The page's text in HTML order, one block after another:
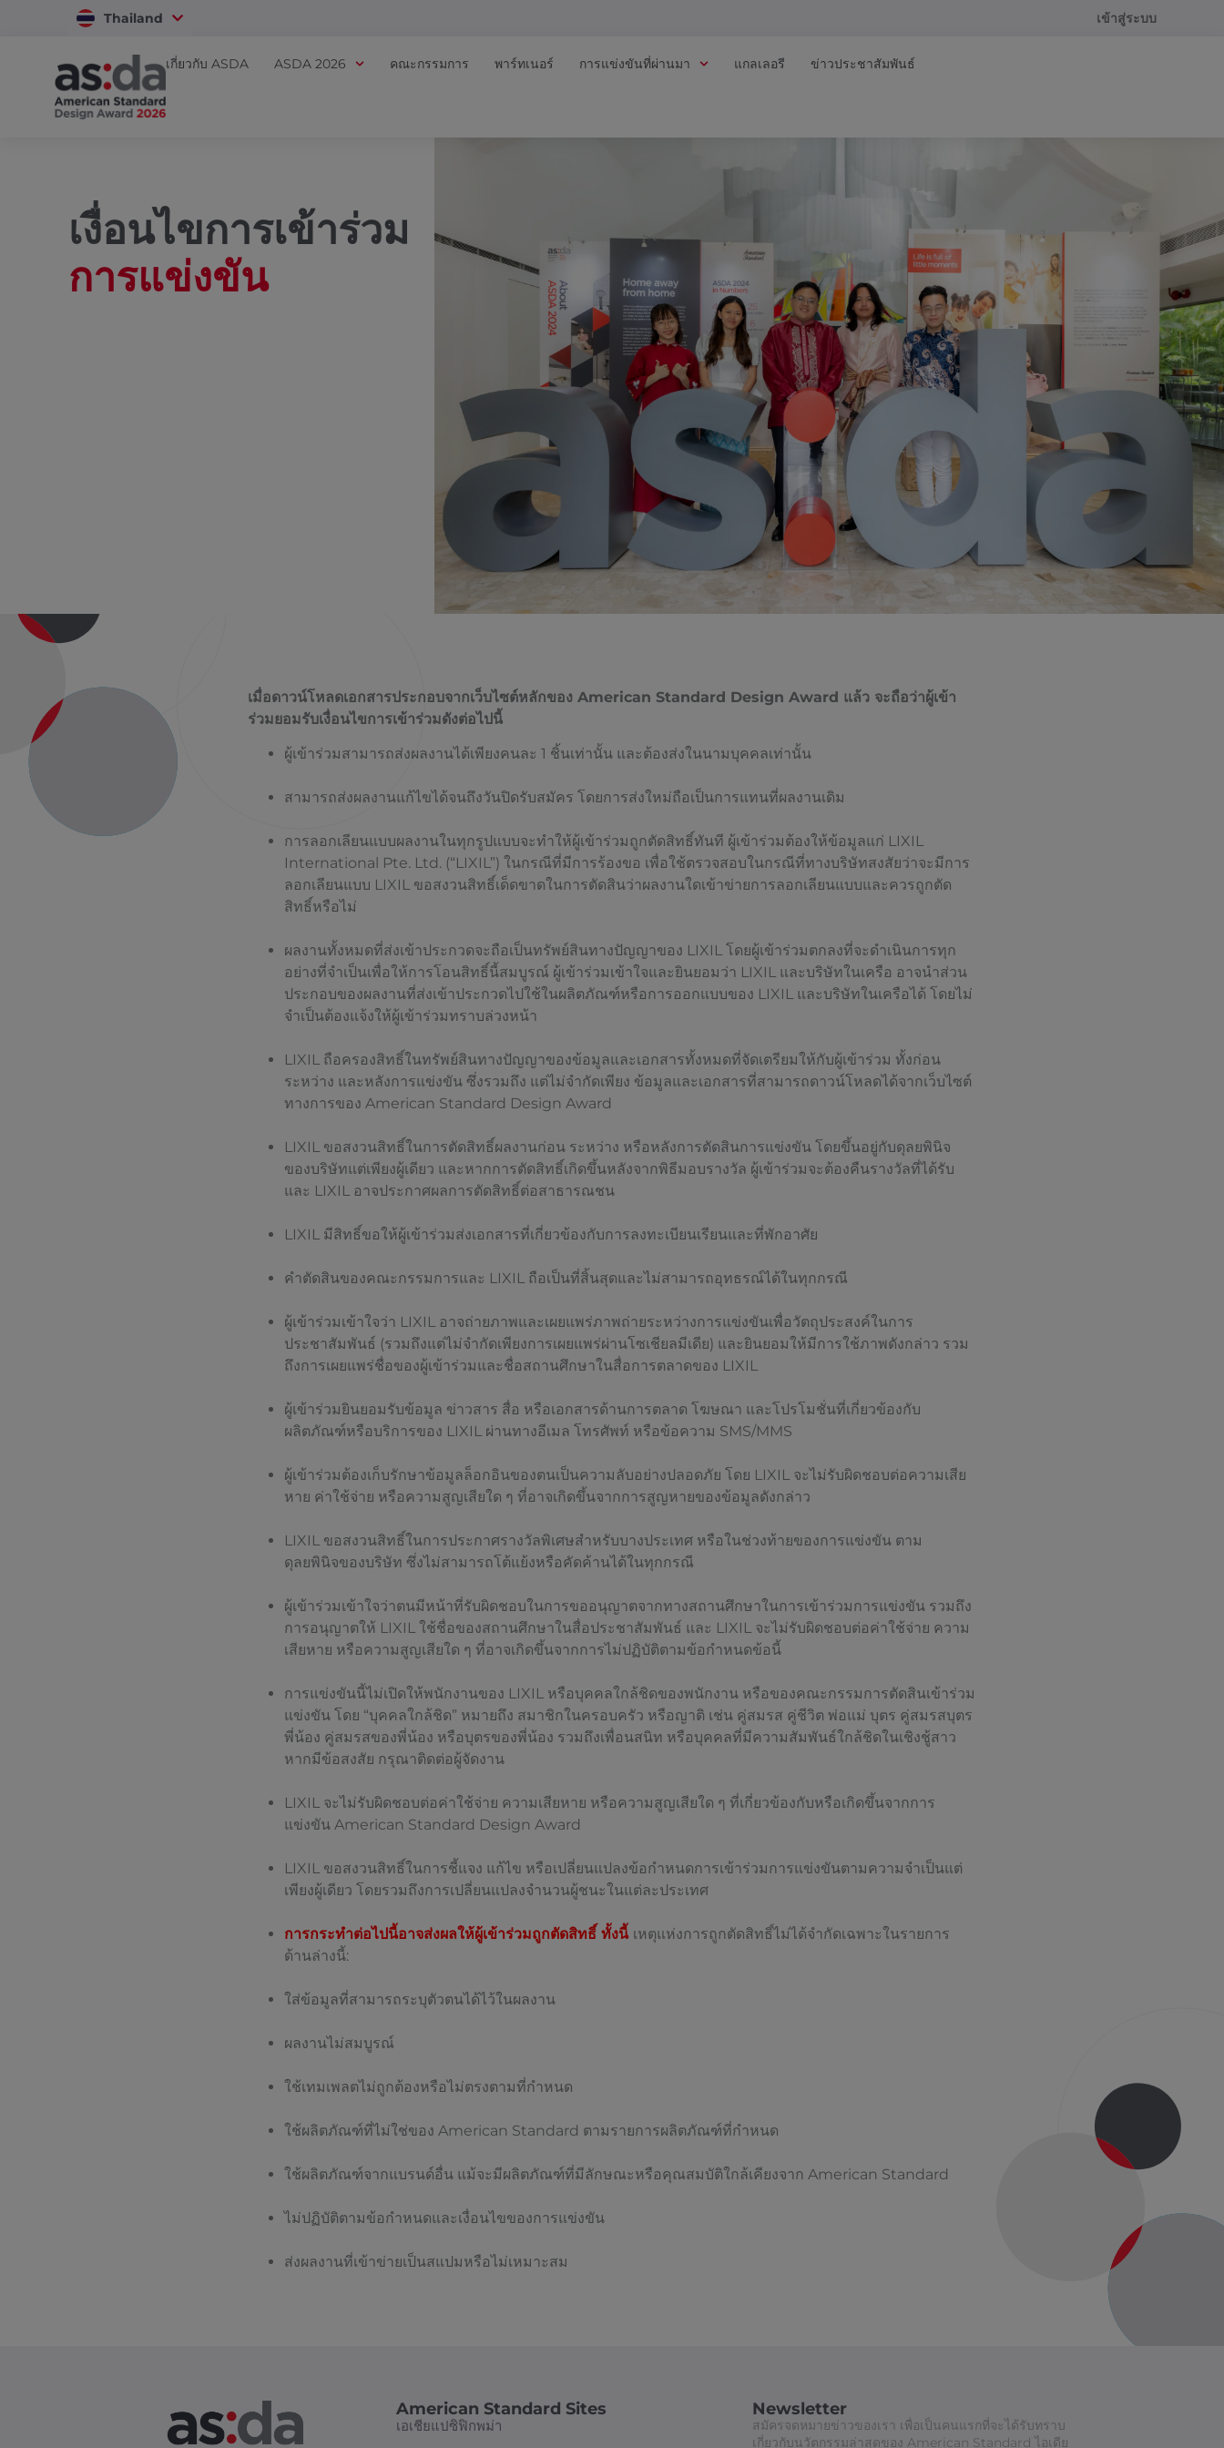
Thailand
Vietnam เข้าสู่ระบบ
เกี่ยวกับ ASDA ASDA 2026 คณะกรรมการ พาร์ทเนอร์ การแข่งขันที่ผ่านมา แกลเลอรี ข่าวประชาสัมพันธ์
เงื่อนไขการเข้าร่วม
การแข่งขัน
เมื่อดาวน์โหลดเอกสารประกอบจากเว็บไซต์หลักของ American Standard Design Award แล้ว จะถือว่าผู้เข้า
ร่วมยอมรับเงื่อนไขการเข้าร่วมดังต่อไปนี้
ผู้เข้าร่วมสามารถส่งผลงานได้เพียงคนละ 1 ชิ้นเท่านั้น และต้องส่งในนามบุคคลเท่านั้น
สามารถส่งผลงานแก้ไขได้จนถึงวันปิดรับสมัคร โดยการส่งใหม่ถือเป็นการแทนที่ผลงานเดิม
การลอกเลียนแบบผลงานในทุกรูปแบบจะทำให้ผู้เข้าร่วมถูกตัดสิทธิ์ทันที ผู้เข้าร่วมต้องให้ข้อมูลแก่ LIXIL
International Pte. Ltd. (“LIXIL”) ในกรณีที่มีการร้องขอ เพื่อใช้ตรวจสอบในกรณีที่ทางบริษัทสงสัยว่าจะมีการ
ลอกเลียนแบบ LIXIL ขอสงวนสิทธิ์เด็ดขาดในการตัดสินว่าผลงานใดเข้าข่ายการลอกเลียนแบบและควรถูกตัด
สิทธิ์หรือไม่
ผลงานทั้งหมดที่ส่งเข้าประกวดจะถือเป็นทรัพย์สินทางปัญญาของ LIXIL โดยผู้เข้าร่วมตกลงที่จะดำเนินการทุก
อย่างที่จำเป็นเพื่อให้การโอนสิทธิ์นี้สมบูรณ์ ผู้เข้าร่วมเข้าใจและยินยอมว่า LIXIL และบริษัทในเครือ อาจนำส่วน
ประกอบของผลงานที่ส่งเข้าประกวดไปใช้ในผลิตภัณฑ์หรือการออกแบบของ LIXIL และบริษัทในเครือได้ โดยไม่
จำเป็นต้องแจ้งให้ผู้เข้าร่วมทราบล่วงหน้า
LIXIL ถือครองสิทธิ์ในทรัพย์สินทางปัญญาของข้อมูลและเอกสารทั้งหมดที่จัดเตรียมให้กับผู้เข้าร่วม ทั้งก่อน
ระหว่าง และหลังการแข่งขัน ซึ่งรวมถึง แต่ไม่จำกัดเพียง ข้อมูลและเอกสารที่สามารถดาวน์โหลดได้จากเว็บไซต์
ทางการของ American Standard Design Award
LIXIL ขอสงวนสิทธิ์ในการตัดสิทธิ์ผลงานก่อน ระหว่าง หรือหลังการตัดสินการแข่งขัน โดยขึ้นอยู่กับดุลยพินิจ
ของบริษัทแต่เพียงผู้เดียว และหากการตัดสิทธิ์เกิดขึ้นหลังจากพิธีมอบรางวัล ผู้เข้าร่วมจะต้องคืนรางวัลที่ได้รับ
และ LIXIL อาจประกาศผลการตัดสิทธิ์ต่อสาธารณชน
LIXIL มีสิทธิ์ขอให้ผู้เข้าร่วมส่งเอกสารที่เกี่ยวข้องกับการลงทะเบียนเรียนและที่พักอาศัย
คำตัดสินของคณะกรรมการและ LIXIL ถือเป็นที่สิ้นสุดและไม่สามารถอุทธรณ์ได้ในทุกกรณี
ผู้เข้าร่วมเข้าใจว่า LIXIL อาจถ่ายภาพและเผยแพร่ภาพถ่ายระหว่างการแข่งขันเพื่อวัตถุประสงค์ในการ
ประชาสัมพันธ์ (รวมถึงแต่ไม่จำกัดเพียงการเผยแพร่ผ่านโซเชียลมีเดีย) และยินยอมให้มีการใช้ภาพดังกล่าว รวม
ถึงการเผยแพร่ชื่อของผู้เข้าร่วมและชื่อสถานศึกษาในสื่อการตลาดของ LIXIL
ผู้เข้าร่วมยินยอมรับข้อมูล ข่าวสาร สื่อ หรือเอกสารด้านการตลาด โฆษณา และโปรโมชั่นที่เกี่ยวข้องกับ
ผลิตภัณฑ์หรือบริการของ LIXIL ผ่านทางอีเมล โทรศัพท์ หรือข้อความ SMS/MMS
ผู้เข้าร่วมต้องเก็บรักษาข้อมูลล็อกอินของตนเป็นความลับอย่างปลอดภัย โดย LIXIL จะไม่รับผิดชอบต่อความเสีย
หาย ค่าใช้จ่าย หรือความสูญเสียใด ๆ ที่อาจเกิดขึ้นจากการสูญหายของข้อมูลดังกล่าว
LIXIL ขอสงวนสิทธิ์ในการประกาศรางวัลพิเศษสำหรับบางประเทศ หรือในช่วงท้ายของการแข่งขัน ตาม
ดุลยพินิจของบริษัท ซึ่งไม่สามารถโต้แย้งหรือคัดค้านได้ในทุกกรณี
ผู้เข้าร่วมเข้าใจว่าตนมีหน้าที่รับผิดชอบในการขออนุญาตจากทางสถานศึกษาในการเข้าร่วมการแข่งขัน รวมถึง
การอนุญาตให้ LIXIL ใช้ชื่อของสถานศึกษาในสื่อประชาสัมพันธ์ และ LIXIL จะไม่รับผิดชอบต่อค่าใช้จ่าย ความ
เสียหาย หรือความสูญเสียใด ๆ ที่อาจเกิดขึ้นจากการไม่ปฏิบัติตามข้อกำหนดข้อนี้
การแข่งขันนี้ไม่เปิดให้พนักงานของ LIXIL หรือบุคคลใกล้ชิดของพนักงาน หรือของคณะกรรมการตัดสินเข้าร่วม
แข่งขัน โดย “บุคคลใกล้ชิด” หมายถึง สมาชิกในครอบครัว หรือญาติ เช่น คู่สมรส คู่ชีวิต พ่อแม่ บุตร คู่สมรสบุตร
พี่น้อง คู่สมรสของพี่น้อง หรือบุตรของพี่น้อง รวมถึงเพื่อนสนิท หรือบุคคลที่มีความสัมพันธ์ใกล้ชิดในเชิงชู้สาว
หากมีข้อสงสัย กรุณาติดต่อผู้จัดงาน
LIXIL จะไม่รับผิดชอบต่อค่าใช้จ่าย ความเสียหาย หรือความสูญเสียใด ๆ ที่เกี่ยวข้องกับหรือเกิดขึ้นจากการ
แข่งขัน American Standard Design Award
LIXIL ขอสงวนสิทธิ์ในการชี้แจง แก้ไข หรือเปลี่ยนแปลงข้อกำหนดการเข้าร่วมการแข่งขันตามความจำเป็นแต่
เพียงผู้เดียว โดยรวมถึงการเปลี่ยนแปลงจำนวนผู้ชนะในแต่ละประเทศ
การกระทำต่อไปนี้อาจส่งผลให้ผู้เข้าร่วมถูกตัดสิทธิ์ ทั้งนี้ เหตุแห่งการถูกตัดสิทธิ์ไม่ได้จำกัดเฉพาะในรายการ
ด้านล่างนี้:
ใส่ข้อมูลที่สามารถระบุตัวตนได้ไว้ในผลงาน
ผลงานไม่สมบูรณ์
ใช้เทมเพลตไม่ถูกต้องหรือไม่ตรงตามที่กำหนด
ใช้ผลิตภัณฑ์ที่ไม่ใช่ของ American Standard ตามรายการผลิตภัณฑ์ที่กำหนด
ใช้ผลิตภัณฑ์จากแบรนด์อื่น แม้จะมีผลิตภัณฑ์ที่มีลักษณะหรือคุณสมบัติใกล้เคียงจาก American Standard
ไม่ปฏิบัติตามข้อกำหนดและเงื่อนไขของการแข่งขัน
ส่งผลงานที่เข้าข่ายเป็นสแปมหรือไม่เหมาะสม
American Standard Sites
เอเชียแปซิฟิกพม่า
Newsletter
สมัครจดหมายข่าวของเรา เพื่อเป็นคนแรกที่จะได้รับทราบ
เกี่ยวกับนวัตกรรมล่าสุดของ American Standard ไอเดีย